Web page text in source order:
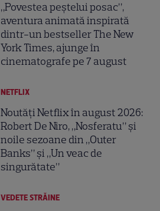
„Povestea peștelui posac”,
aventura animată inspirată
dintr-un bestseller The New
York Times, ajunge în
cinematografe pe 7 august
NETFLIX
Noutăți Netflix în august 2026:
Robert De Niro, „Nosferatu” și
noile sezoane din „Outer
Banks” și „Un veac de
singurătate”
VEDETE STRĂINE